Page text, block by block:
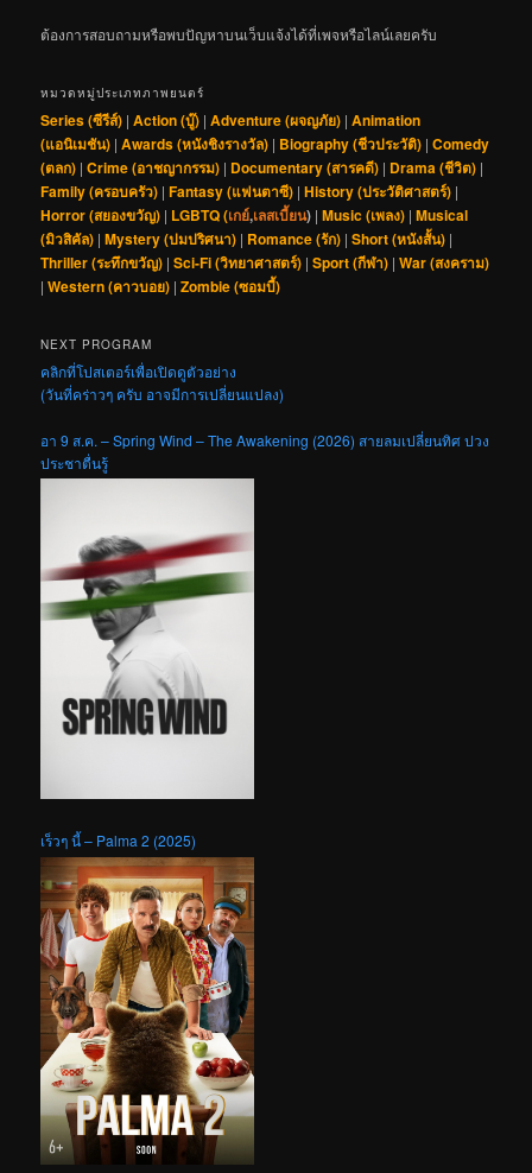
ต้องการสอบถามหรือพบปัญหาบนเว็บแจ้งได้ที่เพจหรือไลน์เลยครับ
หมวดหมู่ประเภทภาพยนตร์
Series (ซีรีส์) |Action (บู๊) |Adventure (ผจญภัย) |Animation
(แอนิเมชัน) |Awards (หนังชิงรางวัล) | Biography (ชีวประวัติ) |Comedy
(ตลก) |Crime (อาชญากรรม) | Documentary (สารคดี) | Drama (ชีวิต) |
Family (ครอบครัว) |Fantasy (แฟนตาซี) |History (ประวัติศาสตร์) |
Horror (สยองขวัญ) | LGBTQ (เกย์,เลสเบี้ยน) |Music (เพลง) |Musical
(มิวสิคัล) |Mystery (ปมปริศนา) | Romance (รัก) |Short (หนังสั้น) |
Thriller (ระทึกขวัญ) |Sci-Fi (วิทยาศาสตร์) |Sport (กีฬา) |War (สงคราม)
|Western (คาวบอย) |Zombie (ซอมบี้)
NEXT PROGRAM
คลิกที่โปสเตอร์เพื่อเปิดดูตัวอย่าง
(วันที่คร่าวๆ ครับ อาจมีการเปลี่ยนแปลง)
อา 9 ส.ค. – Spring Wind – The Awakening (2026) สายลมเปลี่ยนทิศ ปวง
ประชาตื่นรู้
เร็วๆ นี้ – Palma 2 (2025)